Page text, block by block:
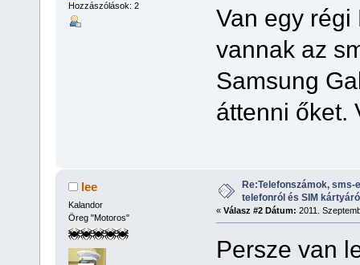
Hozzászólások: 2
Van egy régi
vannak az
Samsung
áttenni őket.
lee
Kalandor
Öreg "Motoros"
Re:Telefonszámok,
telefonról és SIM
« Válasz #2 Dátum: 2011.
Persze van